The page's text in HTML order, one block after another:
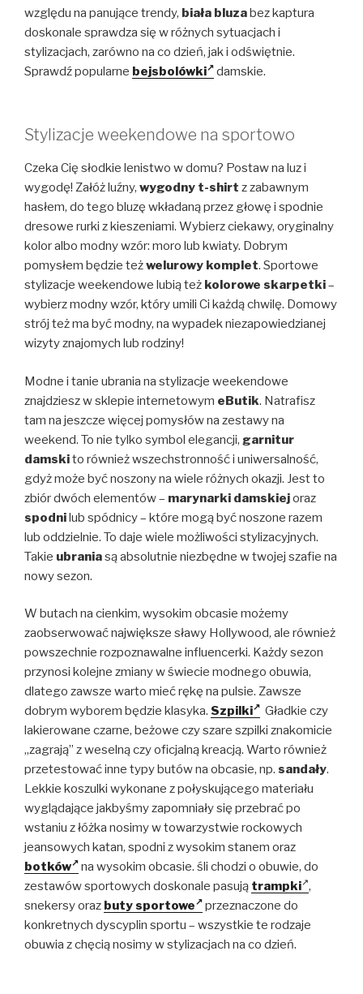
względu na panujące trendy, biała bluzabez kaptura
doskonale sprawdza się w różnych sytuacjach i
stylizacjach, zarówno na co dzień, jak i odświętnie.
Sprawdź popularne bejsbolówki damskie.
Stylizacje weekendowe na sportowo
Czeka Cię słodkie lenistwo w domu? Postaw na luz i
wygodę! Załóż luźny, wygodny t-shirt z zabawnym
hasłem, do tego bluzę wkładaną przez głowę i spodnie
dresowe rurki z kieszeniami. Wybierz ciekawy, oryginalny
kolor albo modny wzór: moro lub kwiaty. Dobrym
pomysłem będzie teżwelurowy komplet. Sportowe
stylizacje weekendowe lubią też kolorowe skarpetki–
wybierz modny wzór, który umili Ci każdą chwilę. Domowy
strój też ma być modny, na wypadek niezapowiedzianej
wizyty znajomych lub rodziny!
Modne i tanie ubrania na stylizacje weekendowe
znajdziesz w sklepie internetowym eButik. Natrafisz
tam na jeszcze więcej pomysłów na zestawy na
weekend. To nie tylko symbol elegancji, garnitur
damskito również wszechstronność i uniwersalność,
gdyż może być noszony na wiele różnych okazji. Jest to
zbiór dwóch elementów – marynarki damskiejoraz
spodnilub spódnicy – które mogą być noszone razem
lub oddzielnie. To daje wiele możliwości stylizacyjnych.
Takie ubraniasą absolutnie niezbędne w twojej szafie na
nowy sezon.
W butach na cienkim, wysokim obcasie możemy
zaobserwować największe sławy Hollywood, ale również
powszechnie rozpoznawalne influencerki. Każdy sezon
przynosi kolejne zmiany w świecie modnego obuwia,
dlatego zawsze warto mieć rękę na pulsie. Zawsze
dobrym wyborem będzie klasyka. Szpilki
Gładkie czy
lakierowane czarne, beżowe czy szare szpilki znakomicie
„zagrają” z weselną czy oficjalną kreacją. Warto również
przetestować inne typy butów na obcasie, np. sandały.
Lekkie koszulki wykonane z połyskującego materiału
wyglądające jakbyśmy zapomniały się przebrać po
wstaniu z łóżka nosimy w towarzystwie rockowych
jeansowych katan, spodni z wysokim stanem oraz
botków
na wysokim obcasie. śli chodzi o obuwie, do
zestawów sportowych doskonale pasują trampki ,
snekersy oraz buty sportowe
przeznaczone do
konkretnych dyscyplin sportu – wszystkie te rodzaje
obuwia z chęcią nosimy w stylizacjach na co dzień.